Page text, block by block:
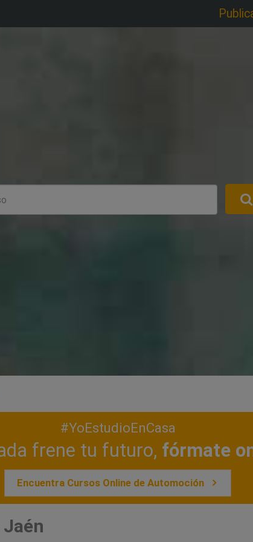
#YoEstudioEnCasa
frene tu futuro, fórmate
Encuentra Cursos Online de Automoción